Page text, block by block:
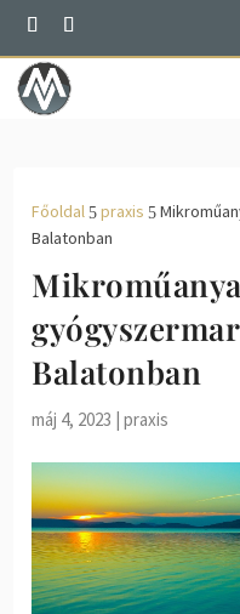
Főoldal 5 praxis 5
Balatonban
Balatonban
máj 4, 2023 |praxis